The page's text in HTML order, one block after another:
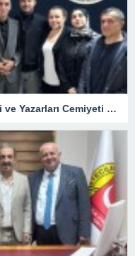
Batı Karadeniz İnternet Gazetecileri ve Yazarları Cemiyeti 24 Temmuz Basın Bayramını kutladı.